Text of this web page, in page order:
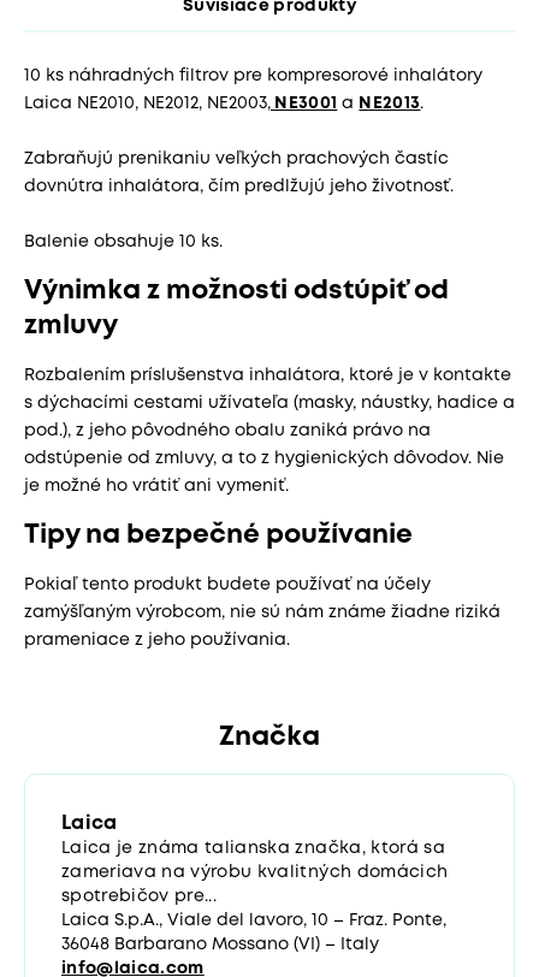
Súvisiace produkty
10 ks náhradných filtrov pre kompresorové inhalátory
Laica NE2010, NE2012, NE2003, NE3001 a NE2013.
Zabraňujú prenikaniu veľkých prachových častíc
dovnútra inhalátora, čím predlžujú jeho životnosť.
Balenie obsahuje 10 ks.
Výnimka z možnosti odstúpiť od
zmluvy
Rozbalením príslušenstva inhalátora, ktoré je v kontakte
s dýchacími cestami užívateľa (masky, náustky, hadice a
pod.), z jeho pôvodného obalu zaniká právo na
odstúpenie od zmluvy, a to z hygienických dôvodov. Nie
je možné ho vrátiť ani vymeniť.
Tipy na bezpečné používanie
Pokiaľ tento produkt budete používať na účely
zamýšľaným výrobcom, nie sú nám známe žiadne riziká
prameniace z jeho používania.
Značka
Laica
Laica je známa talianska značka, ktorá sa
zameriava na výrobu kvalitných domácich
spotrebičov pre...
Laica S.p.A., Viale del lavoro, 10 – Fraz. Ponte,
36048 Barbarano Mossano (VI) – Italy
info@laica.com